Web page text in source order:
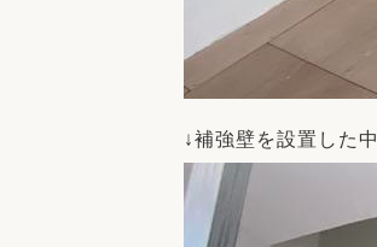
↓補強壁を設置した